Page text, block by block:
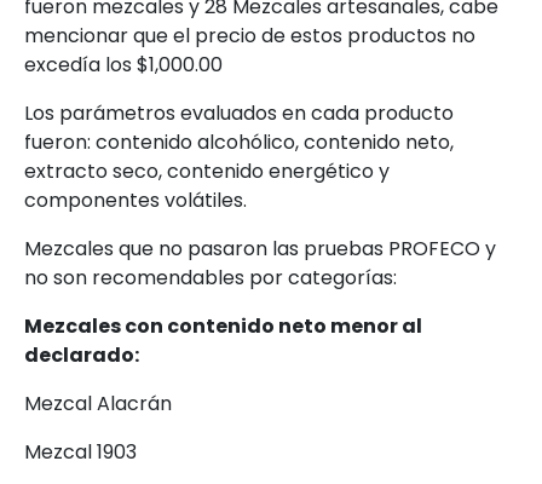
fueron mezcales y 28 Mezcales artesanales, cabe
mencionar que el precio de estos productos no
excedía los $1,000.00
Los parámetros evaluados en cada producto
fueron: contenido alcohólico, contenido neto,
extracto seco, contenido energético y
componentes volátiles.
Mezcales que no pasaron las pruebas PROFECO y
no son recomendables por categorías:
Mezcales con contenido neto menor al
declarado:
Mezcal Alacrán
Mezcal 1903